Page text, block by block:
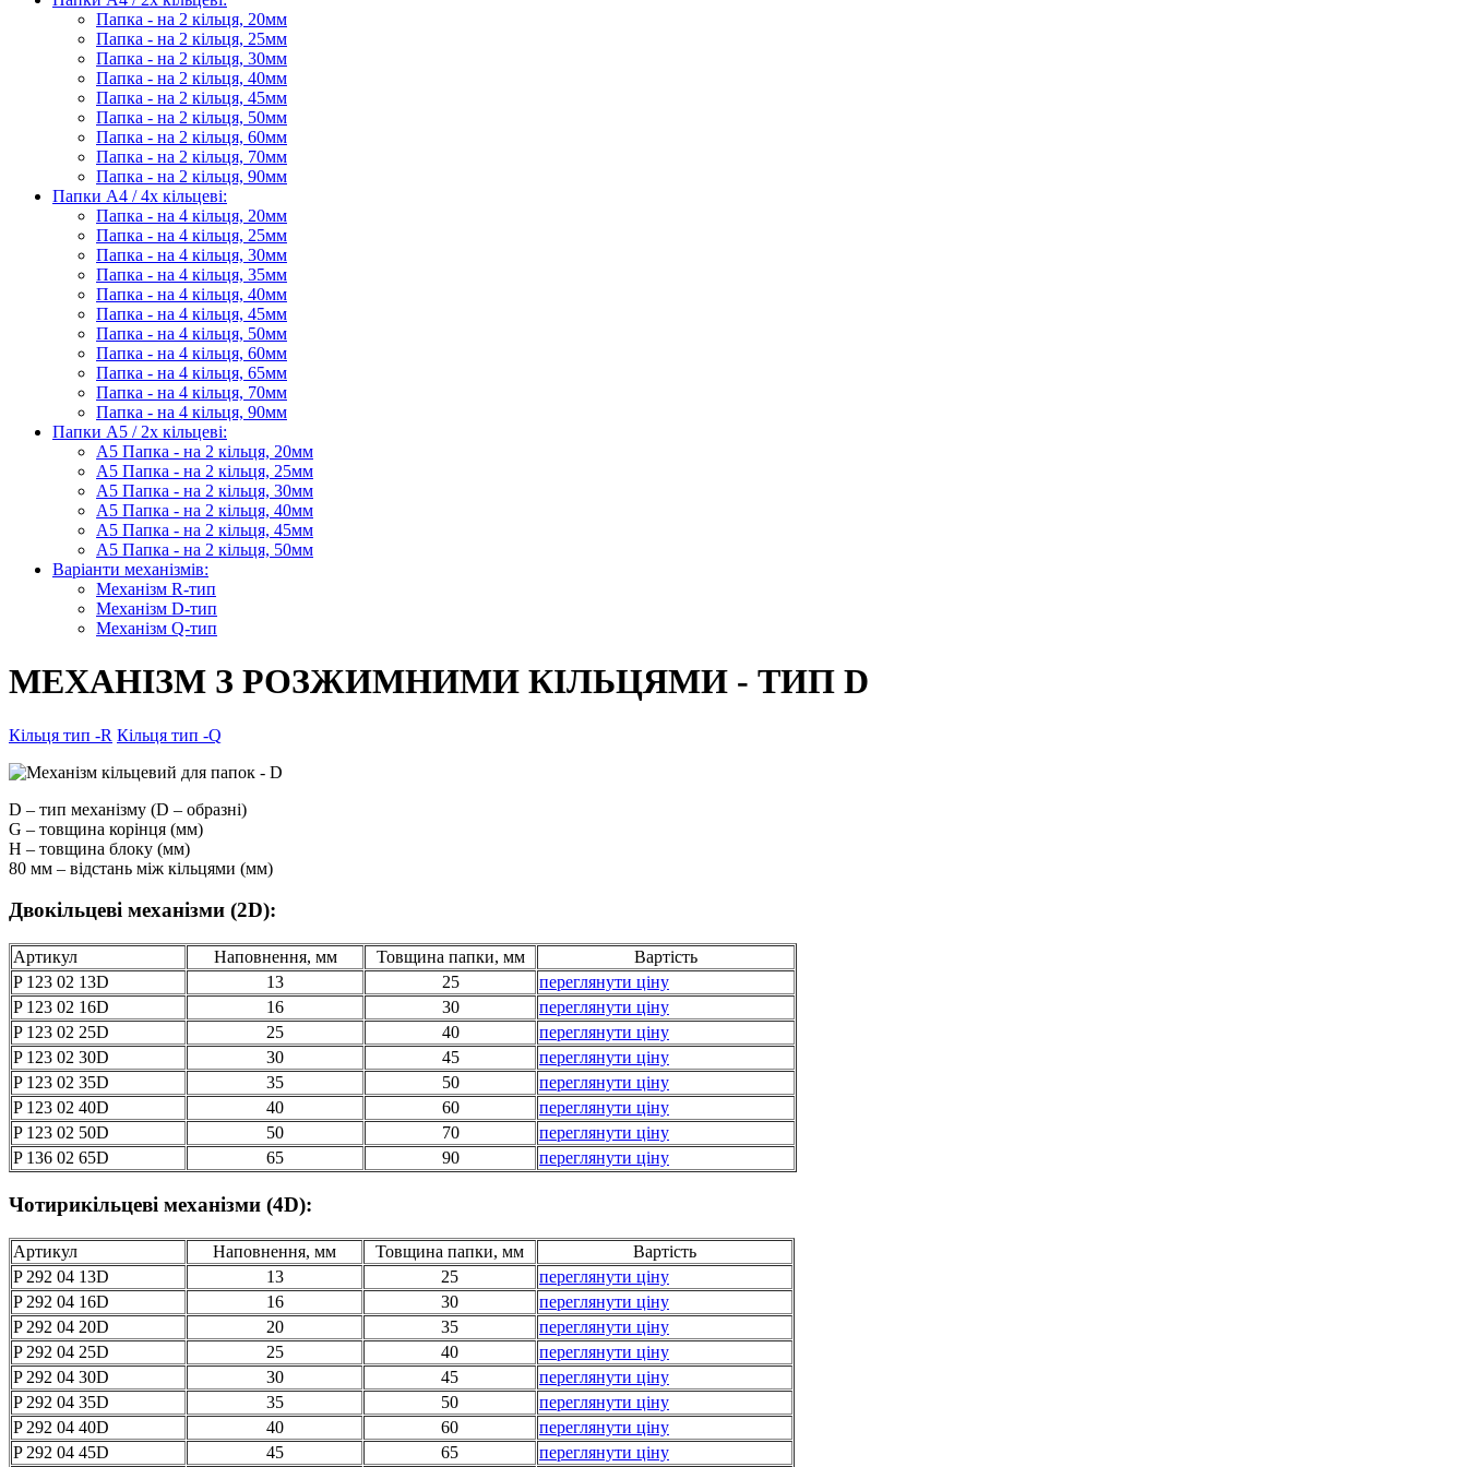
Папка - на 2 кільця, 20мм
Папка - на 2 кільця, 25мм
Папка - на 2 кільця, 30мм
Папка - на 2 кільця, 40мм
Папка - на 2 кільця, 45мм
Папка - на 2 кільця, 50мм
Папка - на 2 кільця, 60мм
Папка - на 2 кільця, 70мм
Папка - на 2 кільця, 90мм
Папки А4 / 4х кільцеві:
Папка - на 4 кільця, 20мм
Папка - на 4 кільця, 25мм
Папка - на 4 кільця, 30мм
Папка - на 4 кільця, 35мм
Папка - на 4 кільця, 40мм
Папка - на 4 кільця, 45мм
Папка - на 4 кільця, 50мм
Папка - на 4 кільця, 60мм
Папка - на 4 кільця, 65мм
Папка - на 4 кільця, 70мм
Папка - на 4 кільця, 90мм
Папки А5 / 2х кільцеві:
А5 Папка - на 2 кільця, 20мм
А5 Папка - на 2 кільця, 25мм
А5 Папка - на 2 кільця, 30мм
А5 Папка - на 2 кільця, 40мм
А5 Папка - на 2 кільця, 45мм
А5 Папка - на 2 кільця, 50мм
Варіанти механізмів:
Механізм R-тип
Механізм D-тип
Механізм Q-тип
МЕХАНІЗМ З РОЗЖИМНИМИ КІЛЬЦЯМИ - ТИП D
Кільця тип -R Кільця тип -Q
D – тип механізму (D – образні)
G – товщина корінця (мм)
H – товщина блоку (мм)
80 мм – відстань між кільцями (мм)
Двокільцеві механізми (2D):
Артикул Наповнення, мм Товщина папки, мм
Вартість
P 123 02 13D
13 25
переглянути ціну
P 123 02 16D
16 30
переглянути ціну
P 123 02 25D
25 40
переглянути ціну
P 123 02 30D
30 45
переглянути ціну
P 123 02 35D
35 50
переглянути ціну
P 123 02 40D
40 60
переглянути ціну
P 123 02 50D
50 70
переглянути ціну
P 136 02 65D
65 90 переглянути ціну
Чотирикільцеві механізми (4D):
Артикул Наповнення, мм Товщина папки, мм
Вартість
P 292 04 13D
13 25
переглянути ціну
P 292 04 16D
16 30
переглянути ціну
P 292 04 20D
20 35
переглянути ціну
P 292 04 25D
25 40
переглянути ціну
P 292 04 30D
30 45
переглянути ціну
P 292 04 35D
35 50
переглянути ціну
P 292 04 40D
40 60
переглянути ціну
P 292 04 45D
45 65 переглянути ціну